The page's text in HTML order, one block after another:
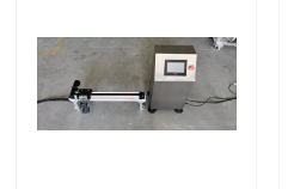
วิดีโอ